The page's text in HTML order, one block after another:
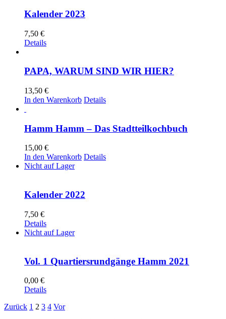
Kalender 2023
7,50 €
Details
PAPA, WARUM SIND WIR HIER?
13,50 €
In den Warenkorb Details
Hamm Hamm – Das Stadtteilkochbuch
15,00 €
In den Warenkorb Details
Nicht auf Lager
Kalender 2022
7,50 €
Details
Nicht auf Lager
Vol. 1 Quartiersrundgänge Hamm 2021
0,00 €
Details
Zurück 1 2 3 4 Vor